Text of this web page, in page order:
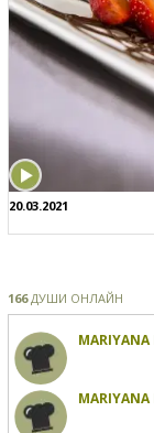
20.03.2021
166ДУШИ ОНЛАЙН
MARIYANA
MARIYANA